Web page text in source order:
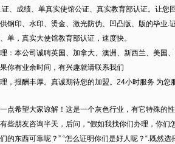
、成绩、单真实使馆公证、真实教育部认证。让您
钢印、水印、烫金、激光防伪、凹凸版、版的毕业.
单，真实大使馆教育部认证，速度快。
：本公司诚聘英国、加拿大、澳洲、新西兰、美国
你有业余时间，有兴趣就请联系我们
，报酬丰厚。真诚期待您的加盟。24小时服务 为您
点希望大家谅解！这是一个灰色行业，有它特殊的
些朋友咨询半天，后问，“假如我找你们办理，你们
的东西可靠呢？” “怎么证明你们是好人呢？“.既然